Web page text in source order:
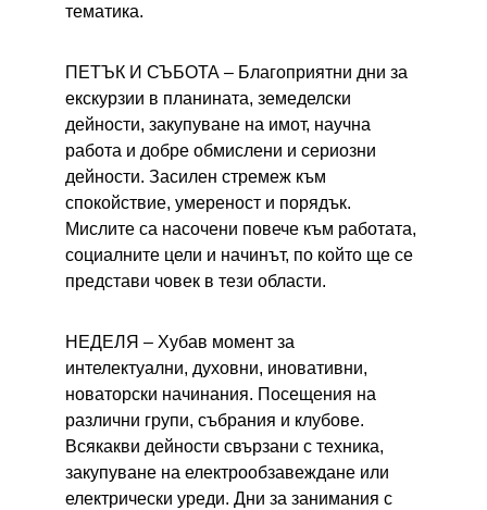
тематика.
ПЕТЪК И СЪБОТА – Благоприятни дни за
екскурзии в планината, земеделски
дейности, закупуване на имот, научна
работа и добре обмислени и сериозни
дейности. Засилен стремеж към
спокойствие, умереност и порядък.
Мислите са насочени повече към работата,
социалните цели и начинът, по който ще се
представи човек в тези области.
НЕДЕЛЯ – Хубав момент за
интелектуални, духовни, иновативни,
новаторски начинания. Посещения на
различни групи, събрания и клубове.
Всякакви дейности свързани с техника,
закупуване на електрообзавеждане или
електрически уреди. Дни за занимания с